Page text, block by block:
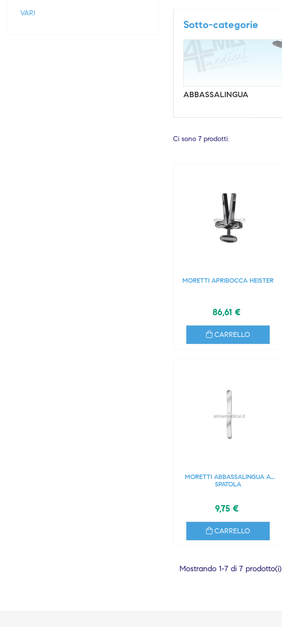
VARI
Sotto-categorie
ABBASSALINGUA
Ci sono 7 prodotti.
MORETTI APRIBOCCA HEISTER
86,61 €
CARRELLO
MORETTI ABBASSALINGUA A
SPATOLA
9,75 €
CARRELLO
Mostrando 1-7 di 7 prodotto(i)